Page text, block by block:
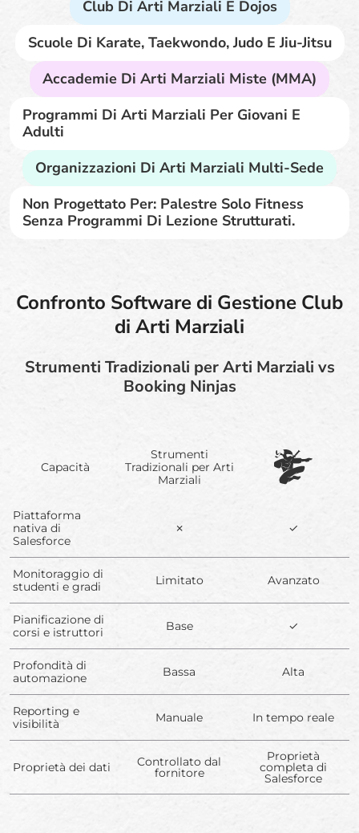
Club Di Arti Marziali E Dojos
Scuole Di Karate, Taekwondo, Judo E Jiu-Jitsu
Accademie Di Arti Marziali Miste (MMA)
Programmi Di Arti Marziali Per Giovani E
Adulti
Organizzazioni Di Arti Marziali Multi-Sede
Non Progettato Per: Palestre Solo Fitness
Senza Programmi Di Lezione Strutturati.
Confronto Software di Gestione Club
di Arti Marziali
Strumenti Tradizionali per Arti Marziali vs
Booking Ninjas
Capacità
Strumenti
Tradizionali per Arti
Marziali
Piattaforma
nativa di
Salesforce
✗ ✓
Monitoraggio di
studenti e gradi
Limitato Avanzato
Pianificazione di
corsi e istruttori
Base ✓
Profondità di
automazione
Bassa Alta
Reporting e
visibilità
Manuale In tempo reale
Proprietà dei dati Controllato dal
fornitore
Proprietà
completa di
Salesforce